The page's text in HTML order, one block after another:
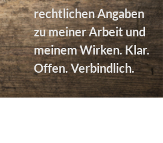
rechtlichen Angaben
zu meiner Arbeit und
meinem Wirken. Klar.
Offen. Verbindlich.